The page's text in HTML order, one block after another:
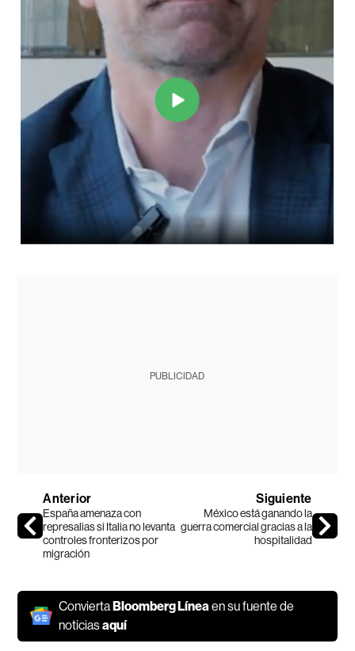
PUBLICIDAD
Anterior
España amenaza con
represalias si Italia no levanta
controles fronterizos por
migración
Siguiente
México está ganando la
guerra comercial gracias a la
hospitalidad
ConviertaBloomberg Línea en su fuente de
noticiasaquí